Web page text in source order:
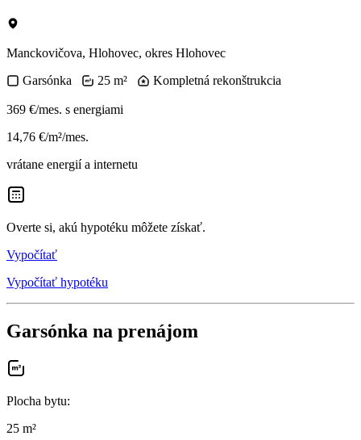
Manckovičova, Hlohovec, okres Hlohovec
Garsónka
25 m² Kompletná rekonštrukcia
369 €/mes. s energiami
14,76 €/m²/mes.
vrátane energií a internetu
Overte si, akú hypotéku môžete získať.
Vypočítať
Vypočítať hypotéku
Garsónka na prenájom
Plocha bytu:
25 m²